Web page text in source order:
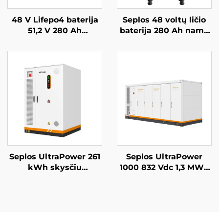
48 V Lifepo4 baterija
51,2 V 280 Ah
atsarginės baterijos
sistema 14 kWh saulės
energijos Seplos
baterija
Seplos 48 voltų ličio
baterija 280 Ah namų
sistemos 51,2 V 14
Seplos UltraPower 261
kWh skysčiu
Seplos UltraPower
1000 832 Vdc 1,3 MWh